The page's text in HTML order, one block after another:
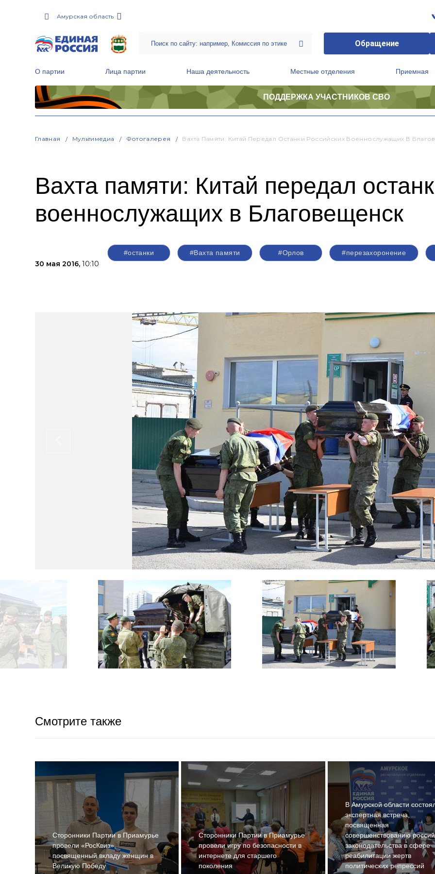
Амурская область
Обращение
О партии Лица партии Наша деятельность Местные отделения Приемная
ПОДДЕРЖКА УЧАСТНИКОВ СВО
Главная Мультимедиа Фотогалерея Вахта Памяти: Китай Передал Останки Российских Военнослужащих В
Вахта памяти: Китай передал
военнослужащих в Благовещенск
30 мая 2016, 10:10
#останки #Вахта памяти #Орлов #перезахоронение
Смотрите также
Сторонники Партии в Приамурье
провели «РосКвиз»,
посвященный вкладу женщин в
Великую Победу
Сторонники Партии в Приамурье
провели игру по безопасности в
интернете для старшего
поколения
В Амурской области
экспертная встреча,
посвященная
совершенствованию
законодательства в сфере
реабилитации жертв
политических репрессий